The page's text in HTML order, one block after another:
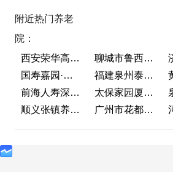
附近热门养老
院：
西安荣华高新悦家养老服务有限公司
聊城市鲁西老年护养院
国寿嘉园·成都乐境
福建泉州泰康之家鲤园
前海人寿深圳幸福之家
太保家园厦门国际颐养社区
顺义张镇养老照料中心
广州市花都区花山镇敬老院